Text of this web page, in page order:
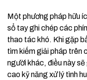
Một phương pháp hữu
sổ tay ghi chép các
thao tác khó. Khi gặp
tìm kiếm giải pháp trên
người khác, điều này sẽ
cao kỹ năng xử lý tình